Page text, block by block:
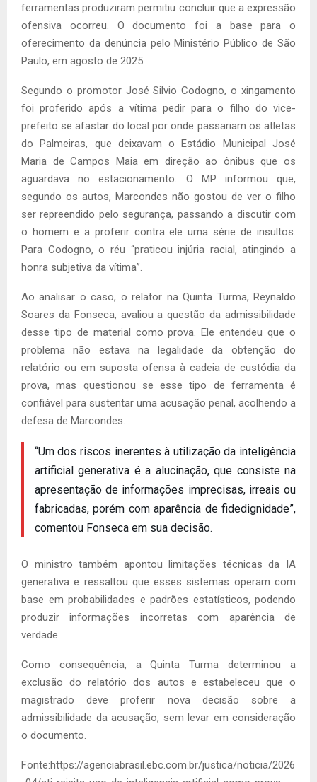
ferramentas produziram permitiu concluir que a expressão
ofensiva ocorreu. O documento foi a base para o
oferecimento da denúncia pelo Ministério Público de São
Paulo, em agosto de 2025.
Segundo o promotor José Silvio Codogno, o xingamento
foi proferido após a vítima pedir para o filho do vice-
prefeito se afastar do local por onde passariam os atletas
do Palmeiras, que deixavam o Estádio Municipal José
Maria de Campos Maia em direção ao ônibus que os
aguardava no estacionamento. O MP informou que,
segundo os autos, Marcondes não gostou de ver o filho
ser repreendido pelo segurança, passando a discutir com
o homem e a proferir contra ele uma série de insultos.
Para Codogno, o réu “praticou injúria racial, atingindo a
honra subjetiva da vítima”.
Ao analisar o caso, o relator na Quinta Turma, Reynaldo
Soares da Fonseca, avaliou a questão da admissibilidade
desse tipo de material como prova. Ele entendeu que o
problema não estava na legalidade da obtenção do
relatório ou em suposta ofensa à cadeia de custódia da
prova, mas questionou se esse tipo de ferramenta é
confiável para sustentar uma acusação penal, acolhendo a
defesa de Marcondes.
“Um dos riscos inerentes à utilização da inteligência
artificial generativa é a alucinação, que consiste na
apresentação de informações imprecisas, irreais ou
fabricadas, porém com aparência de fidedignidade”,
comentou Fonseca em sua decisão.
O ministro também apontou limitações técnicas da IA
generativa e ressaltou que esses sistemas operam com
base em probabilidades e padrões estatísticos, podendo
produzir informações incorretas com aparência de
verdade.
Como consequência, a Quinta Turma determinou a
exclusão do relatório dos autos e estabeleceu que o
magistrado deve proferir nova decisão sobre a
admissibilidade da acusação, sem levar em consideração
o documento.
Fonte:https://agenciabrasil.ebc.com.br/justica/noticia/2026